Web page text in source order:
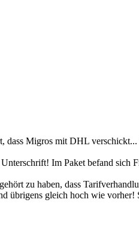
Migros mit DHL verschickt...
Im Paket befand sich
zu haben, dass
übrigens gleich hoch wie vorher!